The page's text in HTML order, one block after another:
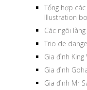
Tổng hợp
Illustration
Các ngôi
Trio de
Gia đình King
Gia đình
Gia đình Mr